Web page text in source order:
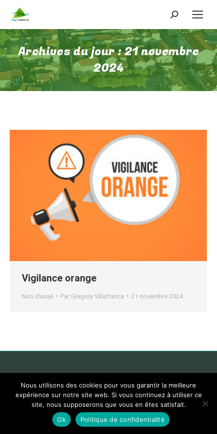
Recherche
:
Archives du jour :21 novembre
2024
Vigilance orange
Non classé Par Gregory Villafranca 21 novembre 2024
Nous utilisons des cookies pour vous garantir la meilleure
expérience sur notre site web. Si vous continuez à utiliser ce
site, nous supposerons que vous en êtes satisfait.
Ok
Politique de confidentialité